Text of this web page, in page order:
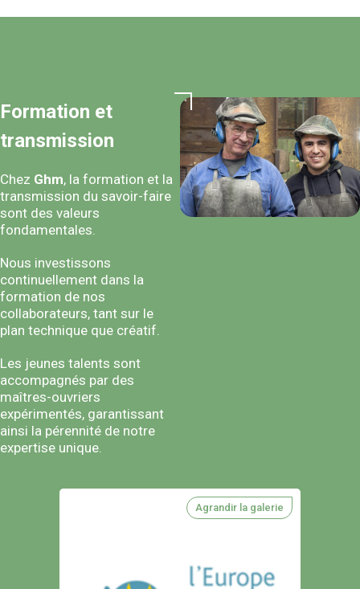
Formation et
transmission
Chez Ghm, la formation et la
transmission du savoir-faire
sont des valeurs
fondamentales.
Nous investissons
continuellement dans la
formation de nos
collaborateurs, tant sur le
plan technique que créatif.
Les jeunes talents sont
accompagnés par des
maîtres-ouvriers
expérimentés, garantissant
ainsi la pérennité de notre
expertise unique.
Agrandir la galerie